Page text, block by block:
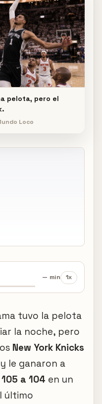
pelota, pero el
Loco
— min 1x
tuvo la pelota
la noche, pero
New York Knicks
le ganaron a
a 104 en un
último